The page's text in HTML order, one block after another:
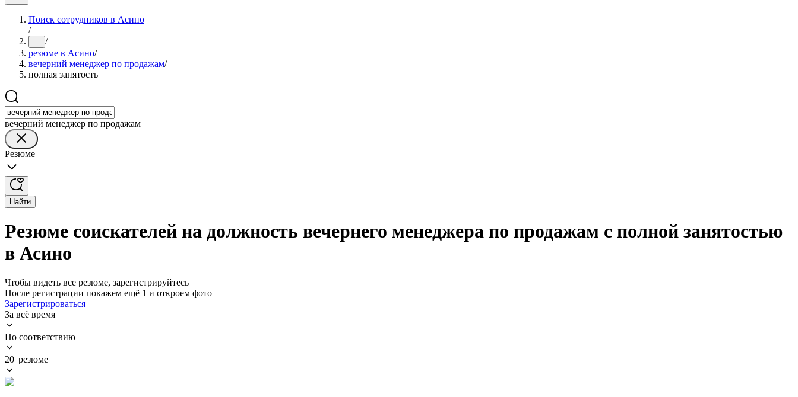
Поиск сотрудников в Асино
/
... /
резюме в Асино/
вечерний менеджер по продажам/
полная занятость
вечерний менеджер по продажам
Резюме
Найти
Резюме соискателей на должность вечернего менеджера по продажам с полной занятостью
в Асино
Чтобы видеть все резюме, зарегистрируйтесь
После регистрации покажем ещё 1 и откроем фото
Зарегистрироваться
За всё время
По соответствию
20 резюме